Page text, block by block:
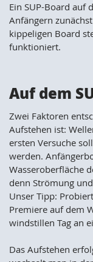
Ein SUP-Board auf
Anfängern
kippeligen Board
funktioniert.
Auf dem
Zwei Faktoren
Aufstehen ist:
ersten Versuche
werden.
Wasseroberfläche
denn Strömung
Unser Tipp:
Premiere auf dem
windstillen Tag an
Das Aufstehen